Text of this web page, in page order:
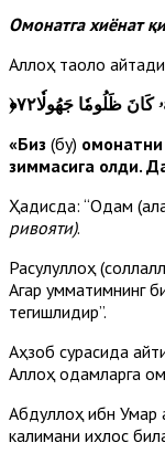
Омонатга хиёнат
Аллоҳ таоло
﴿
ظَلُومٗا جَهُولٗا٧٢
«Биз (бу) омонатни
зиммасига олди.
Ҳадисда: “Одам
ривояти).
Расулуллоҳ
Агар умматимнинг
тегишлидир”.
Аҳзоб сурасида
Аллоҳ одамларга
Абдуллоҳ ибн Умар
калимани ихлос